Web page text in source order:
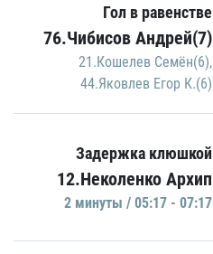
Гол в равенстве
76.Чибисов Андрей(7)
21.Кошелев Семён(6),
44.Яковлев Егор К.(6)
Задержка клюшкой
12.Неколенко Архип
2 минуты / 05:17 - 07:17